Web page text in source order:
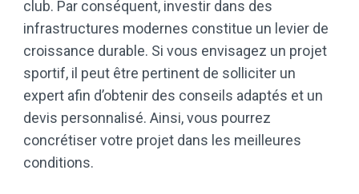
club. Par conséquent, investir dans des
infrastructures modernes constitue un levier de
croissance durable. Si vous envisagez un projet
sportif, il peut être pertinent de solliciter un
expert afin d’obtenir des conseils adaptés et un
devis personnalisé. Ainsi, vous pourrez
concrétiser votre projet dans les meilleures
conditions.